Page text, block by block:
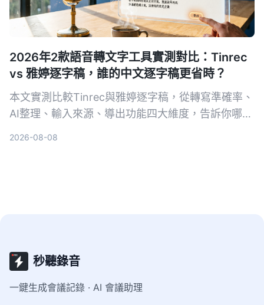
2026年2款語音轉文字工具實測對比：Tinrec
vs 雅婷逐字稿，誰的中文逐字稿更省時？
本文實測比較Tinrec與雅婷逐字稿，從轉寫準確率、
AI整理、輸入來源、導出功能四大維度，告訴你哪款
2026-08-08
秒聽錄音
一鍵生成會議記錄 · AI 會議助理